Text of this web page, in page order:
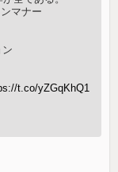
マナー
t.co/yZGqKhQ1